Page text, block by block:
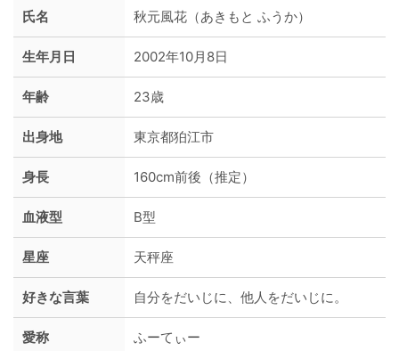
氏名 秋元風花（あきもと ふうか）
生年月日 2002年10月8日
年齢 23歳
出身地 東京都狛江市
身長 160cm前後（推定）
血液型 B型
星座 天秤座
好きな言葉 自分をだいじに、他人をだいじに。
愛称 ふーてぃー